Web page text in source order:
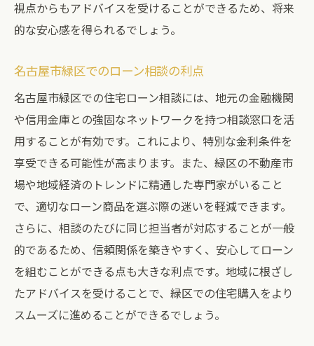
視点からもアドバイスを受けることができるため、将来
的な安心感を得られるでしょう。
名古屋市緑区でのローン相談の利点
名古屋市緑区での住宅ローン相談には、地元の金融機関
や信用金庫との強固なネットワークを持つ相談窓口を活
用することが有効です。これにより、特別な金利条件を
享受できる可能性が高まります。また、緑区の不動産市
場や地域経済のトレンドに精通した専門家がいること
で、適切なローン商品を選ぶ際の迷いを軽減できます。
さらに、相談のたびに同じ担当者が対応することが一般
的であるため、信頼関係を築きやすく、安心してローン
を組むことができる点も大きな利点です。地域に根ざし
たアドバイスを受けることで、緑区での住宅購入をより
スムーズに進めることができるでしょう。